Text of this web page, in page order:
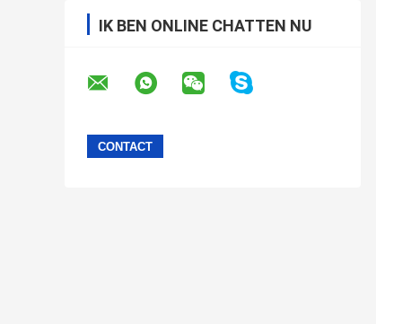
IK BEN ONLINE CHATTEN NU